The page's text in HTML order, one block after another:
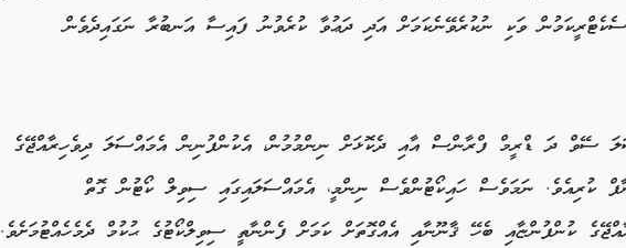
ވަކި ނުކުރެވޭނެކަމަށް އަދި ދަޢުވާ ކުރެވުނު ފައިސާ އަނބުރާ ނަގައިދެވެން
ސޭވް ދަ ޑްރީމް ފްރާންސް އާއި ދެކޮޅަށް ނިންމުމުން، އެކުންފުނިން އެމައްސަލަ ދިވެހިރާއްޖޭގެ
ކުރިއެވެ. ނަމަވެސް ހައިކޯޓުންވެސް ނިންމީ، އެމައްސަލައިގައި ސިވިލް ކޯޓުން ގޮތް
ކުންފުންޏާއި ބެހޭ ޤާނޫނާއި އެއްގޮތަށް ކަމަށް ފެންނާތީ ސިވިލްކޯޓުގެ ޙުކުމް ދެމެހެއްޓުމަށެވެ.